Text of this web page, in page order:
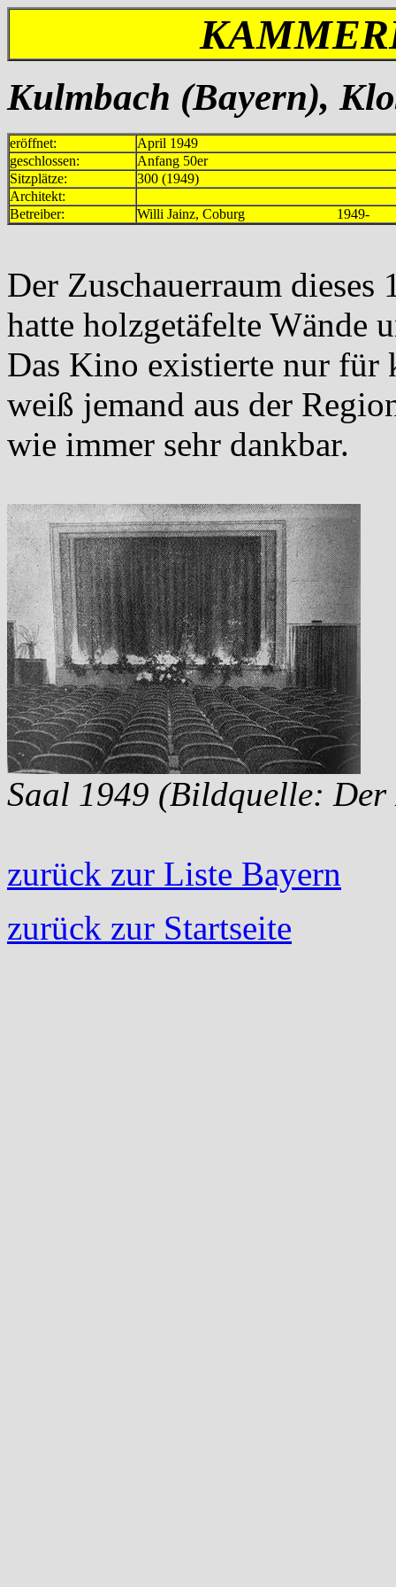
Kulmbach (Bayern),
eröffnet:
April 1949
geschlossen:
Anfang 50er
Sitzplätze:
300 (1949)
Architekt:
Betreiber:
Willi Jainz, Coburg 1949-
Der Zuschauerraum
hatte holzgetäfelte Wände
Das Kino existierte nur für
weiß jemand aus der
wie immer sehr dankbar.
Saal 1949 (Bildquelle:
zurück zur Liste Bayern
zurück zur Startseite